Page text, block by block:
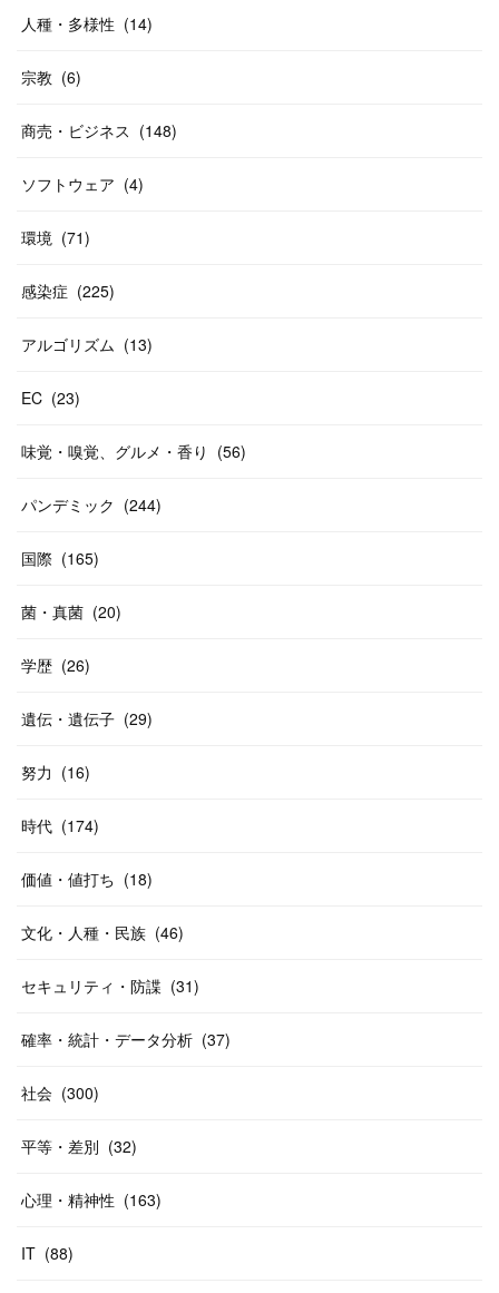
人種・多様性 (14)
宗教 (6)
商売・ビジネス (148)
ソフトウェア (4)
環境 (71)
感染症 (225)
アルゴリズム (13)
EC (23)
味覚・嗅覚、グルメ・香り (56)
パンデミック (244)
国際 (165)
菌・真菌 (20)
学歴 (26)
遺伝・遺伝子 (29)
努力 (16)
時代 (174)
価値・値打ち (18)
文化・人種・民族 (46)
セキュリティ・防諜 (31)
確率・統計・データ分析 (37)
社会 (300)
平等・差別 (32)
心理・精神性 (163)
IT (88)